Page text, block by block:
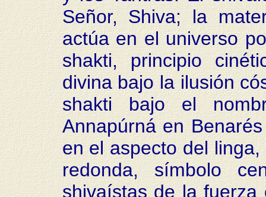
Señor, Shiva; la
actúa en el universo
shakti, principio
divina bajo la ilusión
shakti bajo el
Annapúrná en
en el aspecto del
redonda, símbolo
shivaístas de la